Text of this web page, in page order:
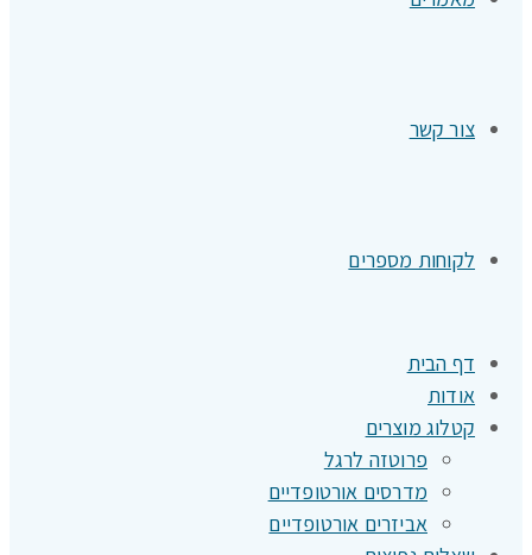
צור קשר
לקוחות מספרים
דף הבית
אודות
קטלוג מוצרים
פרוטזה לרגל
מדרסים אורטופדיים
אביזרים אורטופדיים